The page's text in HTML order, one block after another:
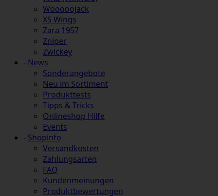
Wooooojack
XS Wings
Zara 1957
Zniper
Zwickey
- News
Sonderangebote
Neu im Sortiment
Produkttests
Tipps & Tricks
Onlineshop Hilfe
Events
- Shopinfo
Versandkosten
Zahlungsarten
FAQ
Kundenmeinungen
Produktbewertungen